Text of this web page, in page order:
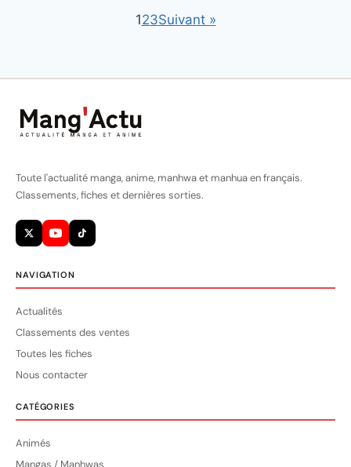
123Suivant »
Toute l'actualité manga, anime, manhwa et manhua en français.
Classements, fiches et dernières sorties.
NAVIGATION
Actualités
Classements des ventes
Toutes les fiches
Nous contacter
CATÉGORIES
Animés
Mangas / Manhwas